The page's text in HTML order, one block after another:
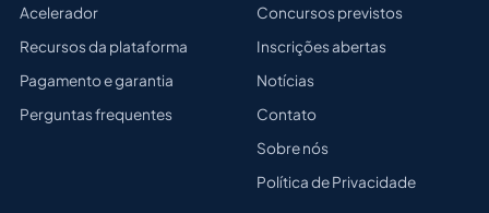
Acelerador
Recursos da plataforma
Pagamento e garantia
Perguntas frequentes
Concursos previstos
Inscrições abertas
Notícias
Contato
Sobre nós
Política de Privacidade